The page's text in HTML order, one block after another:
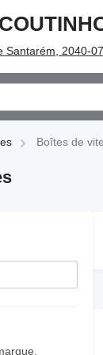
Santarém, 2040-
Boîtes de